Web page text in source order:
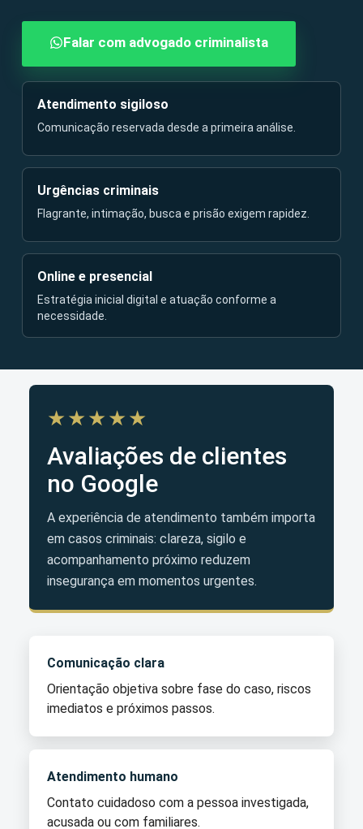
Falar com advogado criminalista
Atendimento sigiloso
Comunicação reservada desde a primeira análise.
Urgências criminais
Flagrante, intimação, busca e prisão exigem rapidez.
Online e presencial
Estratégia inicial digital e atuação conforme a
necessidade.
★★★★★
Avaliações de clientes
no Google
A experiência de atendimento também importa
em casos criminais: clareza, sigilo e
acompanhamento próximo reduzem
insegurança em momentos urgentes.
Comunicação clara
Orientação objetiva sobre fase do caso, riscos
imediatos e próximos passos.
Atendimento humano
Contato cuidadoso com a pessoa investigada,
acusada ou com familiares.